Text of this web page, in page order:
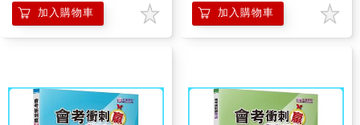
加入購物車 加入購物車